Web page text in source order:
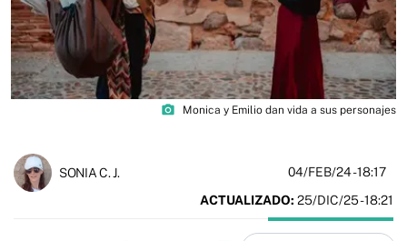
photo_camera Monica y Emilio dan vida a sus personajes
SONIA C. J. 04/FEB/24- 18:17
ACTUALIZADO: 25/DIC/25 - 18:21